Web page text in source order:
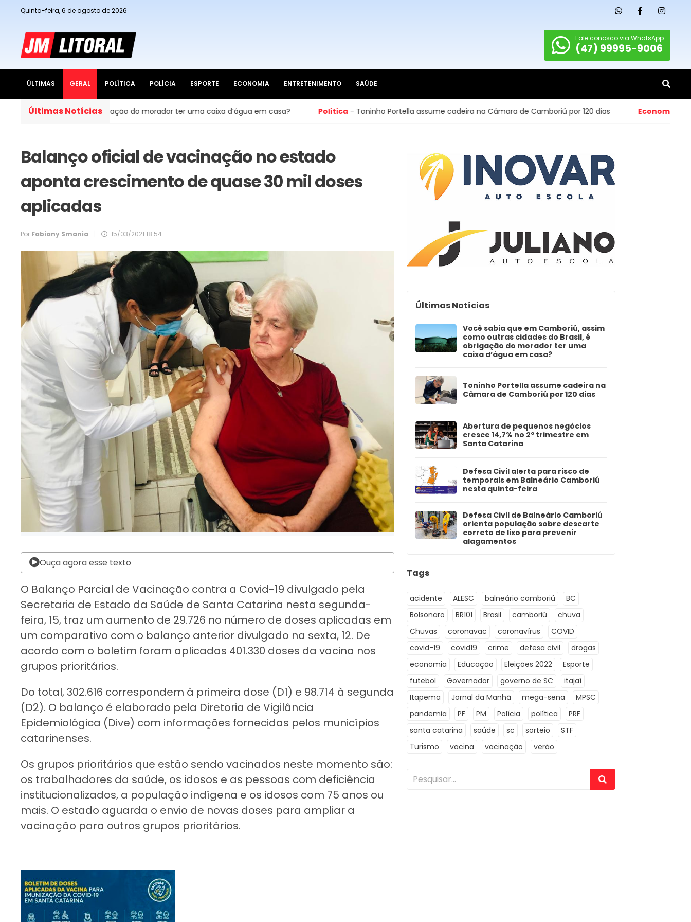
Quinta-feira, 6 de agosto de 2026
Fale conosco via WhatsApp:
(47) 99995-9006
ÚLTIMAS GERAL POLÍTICA POLÍCIA ESPORTE ECONOMIA ENTRETENIMENTO SAÚDE
Últimas Notícias
Brasil, é obrigação do morador ter uma caixa d’água em casa? Política - Toninho Portella assume cadeira na Câmara de Camboriú por 120 dias Economia - Abertura de
Balanço oficial de vacinação no estado
aponta crescimento de quase 30 mil doses
aplicadas
Por Fabiany Smania 15/03/2021 18:54
Ouça agora esse texto
O Balanço Parcial de Vacinação contra a Covid-19 divulgado pela
Secretaria de Estado da Saúde de Santa Catarina nesta segunda-
feira, 15, traz um aumento de 29.726 no número de doses aplicadas em
um comparativo com o balanço anterior divulgado na sexta, 12. De
acordo com o boletim foram aplicadas 401.330 doses da vacina nos
grupos prioritários.
Do total, 302.616 correspondem à primeira dose (D1) e 98.714 à segunda
(D2). O balanço é elaborado pela Diretoria de Vigilância
Epidemiológica (Dive) com informações fornecidas pelos municípios
catarinenses.
Os grupos prioritários que estão sendo vacinados neste momento são:
os trabalhadores da saúde, os idosos e as pessoas com deficiência
institucionalizados, a população indígena e os idosos com 75 anos ou
mais. O estado aguarda o envio de novas doses para ampliar a
vacinação para outros grupos prioritários.
Últimas Notícias
Você sabia que em Camboriú, assim
como outras cidades do Brasil, é
obrigação do morador ter uma
caixa d’água em casa?
Toninho Portella assume cadeira na
Câmara de Camboriú por 120 dias
Abertura de pequenos negócios
cresce 14,7% no 2º trimestre em
Santa Catarina
Defesa Civil alerta para risco de
temporais em Balneário Camboriú
nesta quinta-feira
Defesa Civil de Balneário Camboriú
orienta população sobre descarte
correto de lixo para prevenir
alagamentos
Tags
acidente ALESC balneário camboriú
BC
Bolsonaro
BR101 Brasil camboriú
chuva
Chuvas
coronavac coronavírus
COVID
covid-19
covid19 crime defesa civil
drogas
economia
Educação Eleições 2022
Esporte
futebol
Governador governo de SC
itajaí
Itapema
Jornal da Manhã mega-sena
MPSC
pandemia
PF PM Polícia política
PRF
santa catarina
saúde sc sorteio
STF
Turismo
vacina vacinação verão